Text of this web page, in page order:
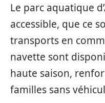
Le parc aquatique
accessible, que ce
transports en
navette sont
haute saison,
familles sans